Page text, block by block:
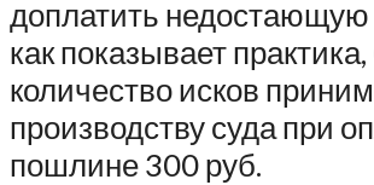
доплатить
как показывает
количество исков
производству суда при
пошлине 300 руб.